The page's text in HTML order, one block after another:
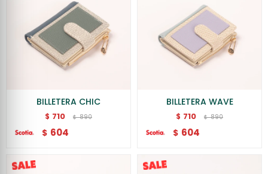
BILLETERA CHIC
$ 710 $ 890
$ 604
BILLETERA WAVE
$ 710 $ 890
$ 604